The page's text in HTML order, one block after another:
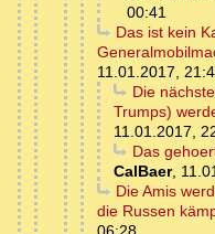
00:41
Das ist kein
11.01.2017,
Die
Trumps)
11.01.2017,
Das
CalBaer,
Die Amis
die Russen